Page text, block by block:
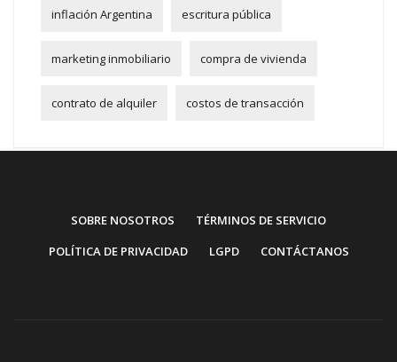
inflación Argentina escritura pública
marketing inmobiliario compra de vivienda
contrato de alquiler costos de transacción
SOBRE NOSOTROS
TÉRMINOS DE SERVICIO
POLÍTICA DE PRIVACIDAD
LGPD CONTÁCTANOS